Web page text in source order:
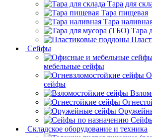
Тара для
Тара пищевая
Тара
Тара
Сейфы
мебельные сейфы
сейфы
Складское оборудование и техника